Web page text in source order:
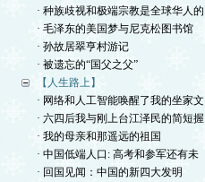
· 种族歧视和极端宗教是全球华人的
· 毛泽东的美国梦与尼克松图书馆
· 孙故居翠亨村游记
· 被遗忘的“国父之父”
【人生路上】
· 网络和人工智能唤醒了我的坐家文
· 六四后我与刚上台江泽民的简短握
· 我的母亲和那遥远的祖国
· 中国低端人口: 高考和参军还有未
· 回国见闻：中国的新四大发明